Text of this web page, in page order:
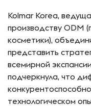
Kolmar Korea,
производству ODM
косметики),
представить
всемирной
подчеркнула, что
технологическом